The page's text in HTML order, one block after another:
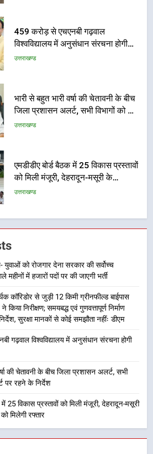
नहींः डीएम
459 करोड़ से एचएनबी गढ़वाल
विश्वविद्यालय में अनुसंधान संरचना होगी
सुदृढ
उत्तराखण्ड
भारी से बहुत भारी वर्षा की चेतावनी के बीच
जिला प्रशासन अलर्ट, सभी विभागों को हाई
अलर्ट पर रहने के निर्देश
उत्तराखण्ड
एमडीडीए बोर्ड बैठक में 25 विकास प्रस्तावों
को मिली मंजूरी, देहरादून-मसूरी के
नियोजित विकास को मिलेगी रफ्तार
उत्तराखण्ड
मुख्यमंत्री पुष्कर सिंह धामी के दिशा-निर्देशों
उत्तराखण्ड
बैरागीवाला हत्याकांड के फरार चल रहे
अभियुक्त को दून पुलिस ने हरिद्वार से किया
गिरफ्तार
उत्तराखण्ड
भारी बारिश का अलर्ट! 6 अगस्त को
देहरादून में स्कूल बंद
युवाओं को रोजगार देना सरकार की सर्वोच्च
महीनों में हजारों पदों पर की जाएगी भर्ती
कॉरिडोर से जुड़ी 12 किमी ग्रीनफील्ड बाईपास
किया निरीक्षण; समयबद्ध एवं गुणवत्तापूर्ण निर्माण
सुरक्षा मानकों से कोई समझौता नहींः डीएम
गढ़वाल विश्वविद्यालय में अनुसंधान संरचना होगी
की चेतावनी के बीच जिला प्रशासन अलर्ट, सभी
पर रहने के निर्देश
में 25 विकास प्रस्तावों को मिली मंजूरी, देहरादून-मसूरी
मिलेगी रफ्तार